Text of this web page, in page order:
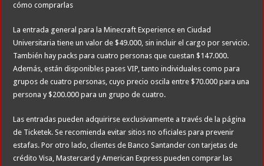
cómo comprarlas
La entrada general para la Minecraft Experience en Ciudad
Universitaria tiene un valor de $49.000, sin incluir el cargo por servicio.
También hay packs para cuatro personas que cuestan $147.000.
Además, están disponibles pases VIP, tanto individuales como para
grupos de cuatro personas, cuyo precio oscila entre $70.000 para una
persona y $200.000 para un grupo de cuatro.
Las entradas pueden adquirirse exclusivamente a través de la página
de Ticketek. Se recomienda evitar sitios no oficiales para prevenir
estafas. Por otro lado, clientes de Banco Santander con tarjetas de
crédito Visa, Mastercard y American Express pueden comprar las